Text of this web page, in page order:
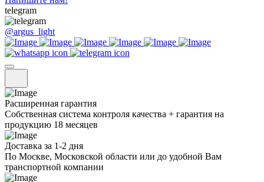
telegram
@argus_light
Расширенная гарантия
Собственная система контроля качества + гарантия на
продукцию 18 месяцев
Доставка за 1-2 дня
По Москве, Московской области или до удобной Вам
транспортной компании